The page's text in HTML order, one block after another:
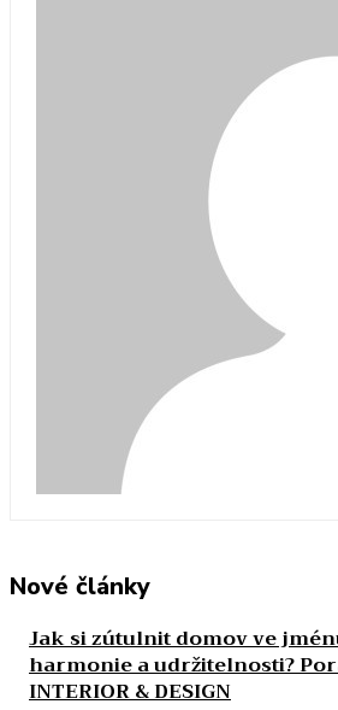
Nové články
Jak si zútulnit domov ve
harmonie a udržitelnosti?
INTERIOR & DESIGN